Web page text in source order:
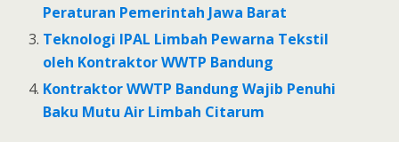
Peraturan Pemerintah Jawa Barat
Teknologi IPAL Limbah Pewarna Tekstil
oleh Kontraktor WWTP Bandung
Kontraktor WWTP Bandung Wajib Penuhi
Baku Mutu Air Limbah Citarum